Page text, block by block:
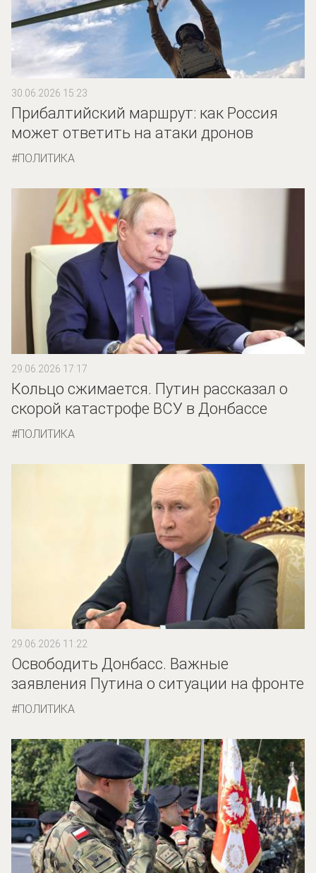
30.06.2026 15:23
Прибалтийский маршрут: как Россия
может ответить на атаки дронов
ПОЛИТИКА
29.06.2026 17:17
Кольцо сжимается. Путин рассказал о
скорой катастрофе ВСУ в Донбассе
ПОЛИТИКА
29.06.2026 11:22
Освободить Донбасс. Важные
заявления Путина о ситуации на фронте
ПОЛИТИКА